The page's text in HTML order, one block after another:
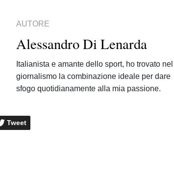
AUTORE
Alessandro Di Lenarda
Italianista e amante dello sport, ho trovato nel
giornalismo la combinazione ideale per dare
sfogo quotidianamente alla mia passione.
Tweet